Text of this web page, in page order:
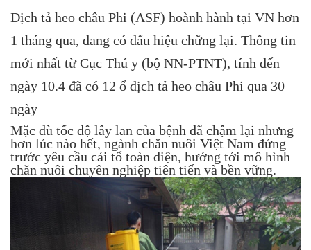
Dịch tả heo châu Phi (ASF) hoành hành tại VN hơn
1 tháng qua, đang có dấu hiệu chững lại. Thông tin
mới nhất từ Cục Thú y (bộ NN-PTNT), tính đến
ngày 10.4 đã có 12 ổ dịch tả heo châu Phi qua 30
ngày
Mặc dù tốc độ lây lan của bệnh đã chậm lại nhưng
hơn lúc nào hết, ngành chăn nuôi Việt Nam đứng
trước yêu cầu cải tổ toàn diện, hướng tới mô hình
chăn nuôi chuyên nghiệp tiên tiến và bền vững.